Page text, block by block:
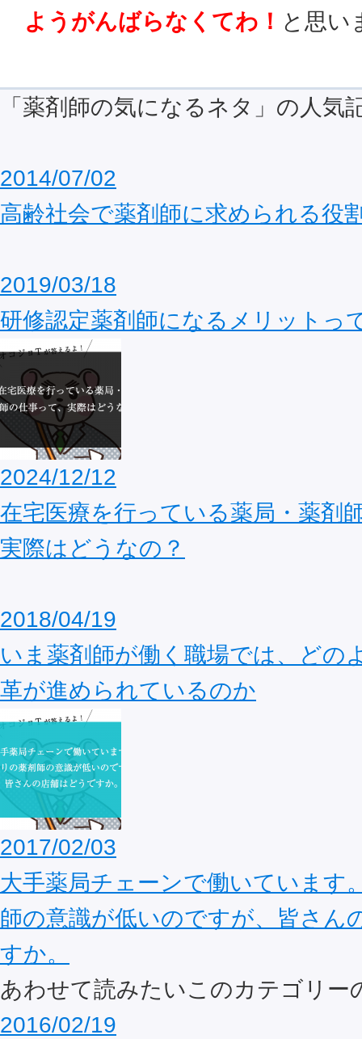
ようがんばらなくてわ！ と思い
「薬剤師の気になるネタ」の人気
2014/07/02
高齢社会で薬剤師に求められる役
2019/03/18
研修認定薬剤師になるメリットっ
2024/12/12
在宅医療を行っている薬局・薬剤
実際はどうなの？
2018/04/19
いま薬剤師が働く職場では、どの
革が進められているのか
2017/02/03
大手薬局チェーンで働いています
師の意識が低いのですが、皆さん
すか。
あわせて読みたいこのカテゴリー
2016/02/19